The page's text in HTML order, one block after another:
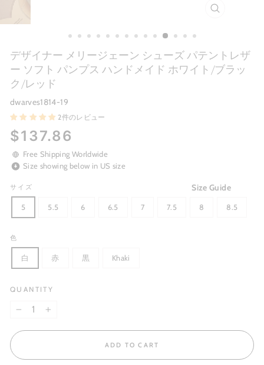
デザイナー メリージェーン シューズ パテントレザ
ー ソフト パンプス ハンドメイド ホワイト/ブラッ
ク/レッド
dwarves1814-19
2件のレビュー
Regular
price
$137.86
Free Shipping Worldwide
Size showing below in US size
Size Guide
サイズ
5 5.5 6 6.5 7 7.5 8 8.5
色
白 赤 黒 Khaki
QUANTITY
ADD TO CART